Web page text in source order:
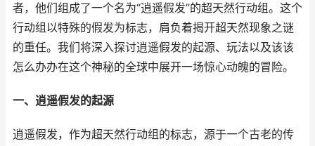
者，他们组成了一个名为“逍遥假发”的超天然行动组。这个
行动组以特殊的假发为标志，肩负着揭开超天然现象之谜
的重任。我们将深入探讨逍遥假发的起源、玩法以及该该
怎么办办在这个神秘的全球中展开一场惊心动魄的冒险。
一、逍遥假发的起源
逍遥假发，作为超天然行动组的标志，源于一个古老的传